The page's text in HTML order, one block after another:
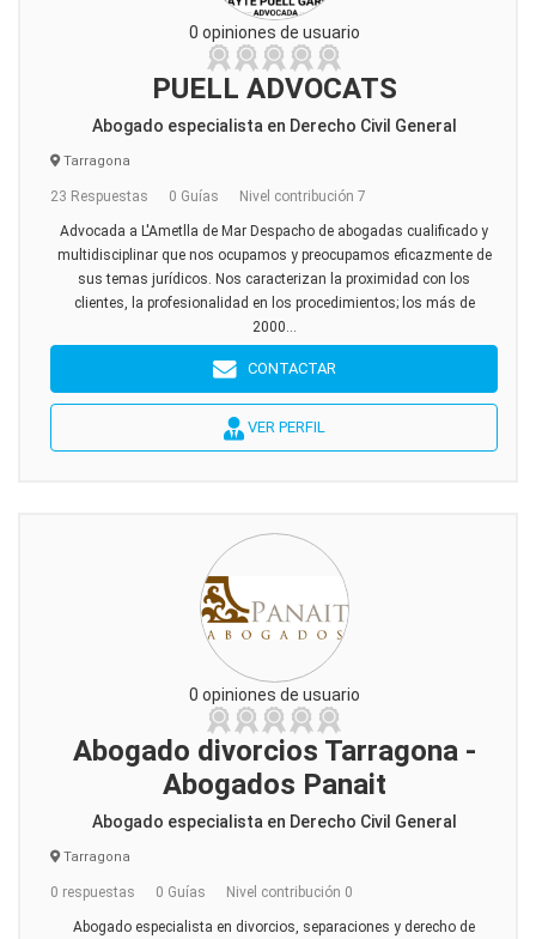
0 opiniones de usuario
PUELL ADVOCATS
Abogado especialista en Derecho Civil General
Tarragona
23 Respuestas 0 Guías Nivel contribución 7
Advocada a L'Ametlla de Mar Despacho de abogadas cualificado y
multidisciplinar que nos ocupamos y preocupamos eficazmente de
sus temas jurídicos. Nos caracterizan la proximidad con los
clientes, la profesionalidad en los procedimientos; los más de
2000...
CONTACTAR
VER PERFIL
0 opiniones de usuario
Abogado divorcios Tarragona -
Abogados Panait
Abogado especialista en Derecho Civil General
Tarragona
0 respuestas 0 Guías Nivel contribución 0
Abogado especialista en divorcios, separaciones y derecho de